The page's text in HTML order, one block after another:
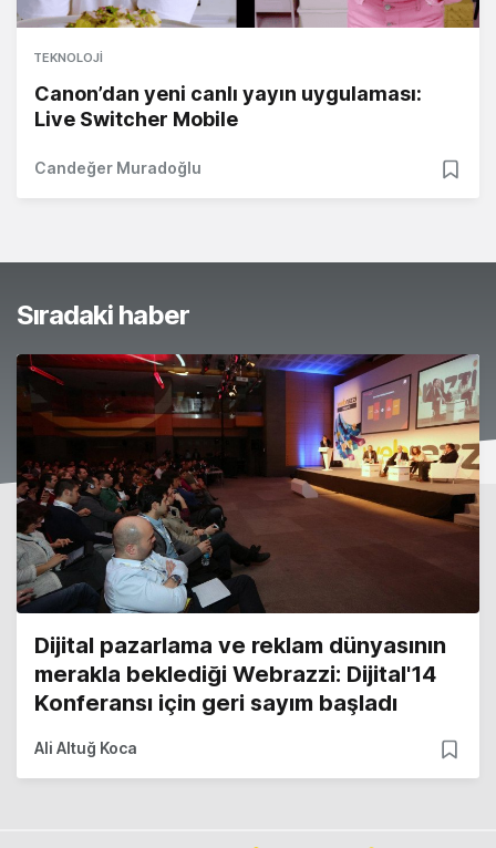
TEKNOLOJI
Canon’dan yeni canlı yayın uygulaması:
Live Switcher Mobile
Candeğer Muradoğlu
Sıradaki haber
Dijital pazarlama ve reklam dünyasının
merakla beklediği Webrazzi: Dijital'14
Konferansı için geri sayım başladı
Ali Altuğ Koca